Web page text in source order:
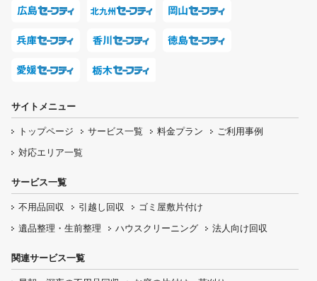
サイトメニュー
トップページ サービス一覧 料金プラン
ご利用事例
対応エリア一覧
サービス一覧
不用品回収 引越し回収
ゴミ屋敷片付け
遺品整理・生前整理
ハウスクリーニング 法人向け回収
関連サービス一覧